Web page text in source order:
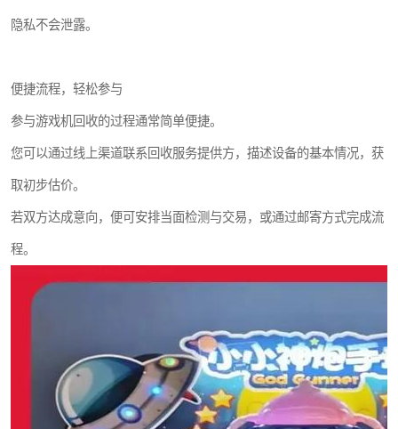
隐私不会泄露。
便捷流程，轻松参与
参与游戏机回收的过程通常简单便捷。
您可以通过线上渠道联系回收服务提供方，描述设备的基本情况，获
取初步估价。
若双方达成意向，便可安排当面检测与交易，或通过邮寄方式完成流
程。